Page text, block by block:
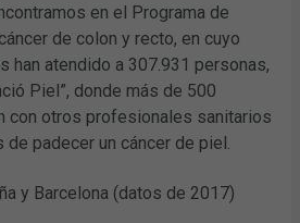
en el Programa de
de colon y recto, en cuyo
han atendido a 307.931 personas,
Piel”, donde más de 500
con otros profesionales sanitarios
padecer un cáncer de piel.
y Barcelona (datos de 2017)